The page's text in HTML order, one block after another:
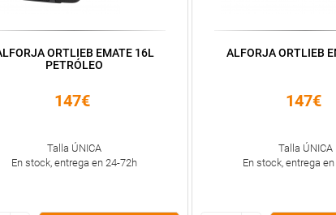
ORTLIEB EMATE 16L
PETRÓLEO
147€
Talla ÚNICA
En stock, entrega en 24-72h
ALFORJA ORTLIEB
147€
Talla ÚNICA
En stock, entrega